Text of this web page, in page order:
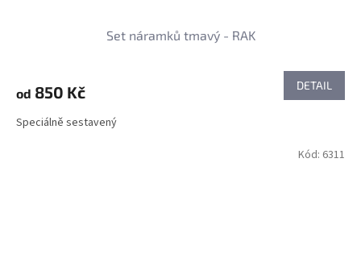
Set náramků tmavý - RAK
od 850 Kč DETAIL
Speciálně sestavený
Kód: 6311